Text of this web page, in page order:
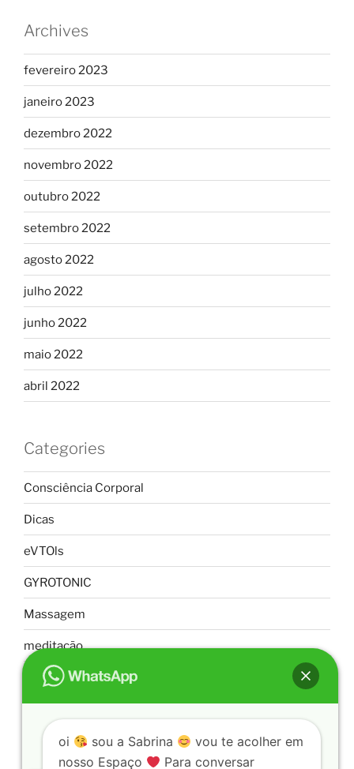
Archives
fevereiro 2023
janeiro 2023
dezembro 2022
novembro 2022
outubro 2022
setembro 2022
agosto 2022
julho 2022
junho 2022
maio 2022
abril 2022
Categories
Consciência Corporal
Dicas
eVTOls
GYROTONIC
Massagem
meditação
Pilates
Uncategorized
oi sou a Sabrina
vou te acolher em
nosso Espaço
Para conversar